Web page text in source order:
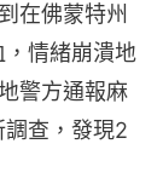
在佛蒙特州
情緒崩潰地
警方通報麻
查，發現2